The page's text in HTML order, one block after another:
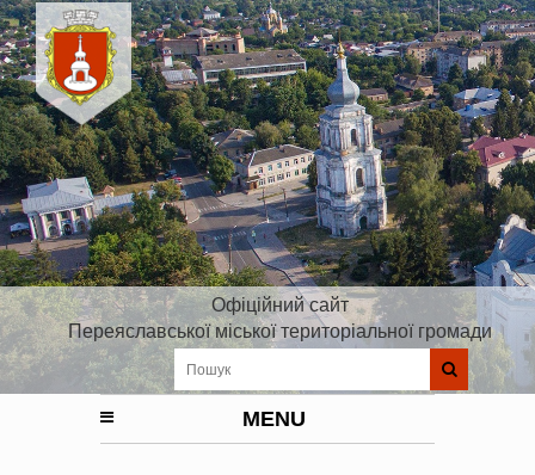
Офіційний сайт
Переяславської міської територіальної громади
MENU